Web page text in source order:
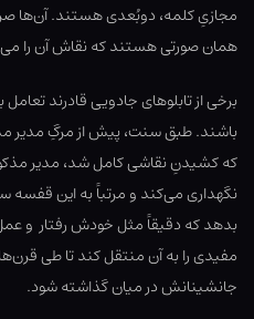
مجازیِ کلمه، دوبُعدی هستند. آن‌ها
همان صورتی هستند که نقاش آن را
برخی از تابلوهای جادویی قادرند
باشند. طبق سنت، پیش از مرگِ مدیر
که کشیدنِ نقاشی کامل شد، مدیر
نگهداری می‌کند و مرتباً به این قفسه
بدهد که دقیقاً مثل خودش رفتار و
مفیدی را به آن منتقل کند تا طی
جانشینانش در میان گذاشته شود.